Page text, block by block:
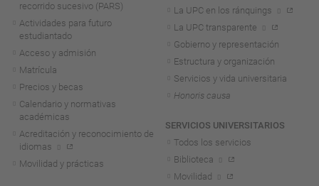
recorrido sucesivo (PARS)
Actividades para futuro
estudiantado
Acceso y admisión
Matrícula
Precios y becas
Calendario y normativas
académicas
Acreditación y reconocimiento de
idiomas
Movilidad y prácticas
La UPC en los ránquings
La UPC transparente
Gobierno y representación
Estructura y organización
Servicios y vida universitaria
Honoris causa
SERVICIOS UNIVERSITARIOS
Todos los servicios
Biblioteca
Movilidad